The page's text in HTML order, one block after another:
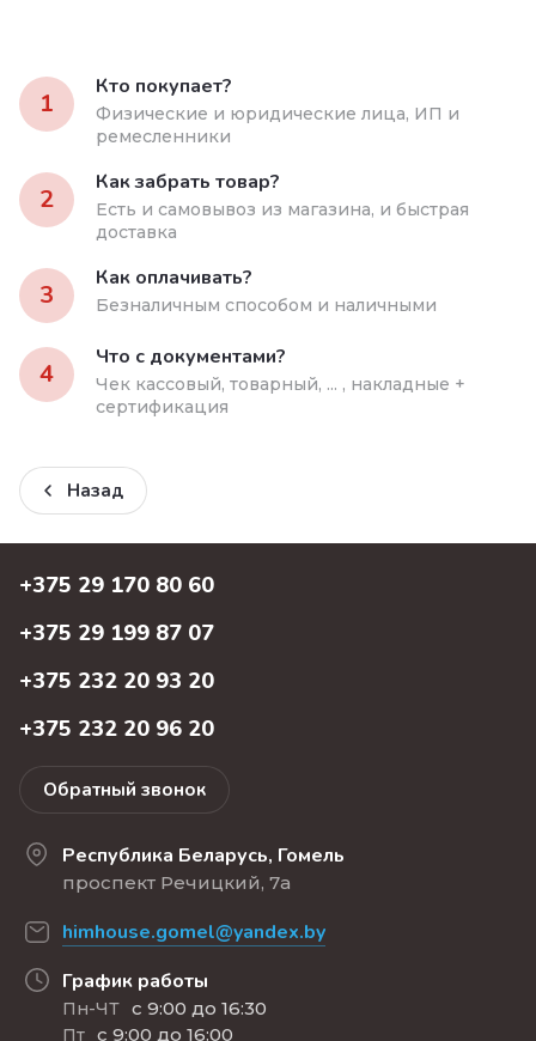
1
Кто покупает?
Физические и юридические лица, ИП и
ремесленники
2
Как забрать товар?
Есть и самовывоз из магазина, и быстрая
доставка
3
Как оплачивать?
Безналичным способом и наличными
4
Что с документами?
Чек кассовый, товарный, ... , накладные +
сертификация
Назад
+375 29 170 80 60
+375 29 199 87 07
+375 232 20 93 20
+375 232 20 96 20
Обратный звонок
Республика Беларусь, Гомель
проспект Речицкий, 7а
himhouse.gomel@yandex.by
График работы
Пн-ЧТ с 9:00 до 16:30
Пт с 9:00 до 16:00